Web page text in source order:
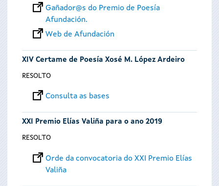
Gañador@s do Premio de Poesía
Afundación.
Web de Afundación
XIV Certame de Poesía Xosé M. López Ardeiro
RESOLTO
Consulta as bases
XXI Premio Elías Valiña para o ano 2019
RESOLTO
Orde da convocatoria do XXI Premio Elías
Valiña